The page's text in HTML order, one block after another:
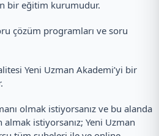
bir eğitim kurumudur.
çözüm programları ve soru
Yeni Uzman Akademi’yi bir
olmak istiyorsanız ve bu alanda
istiyorsanız; Yeni Uzman